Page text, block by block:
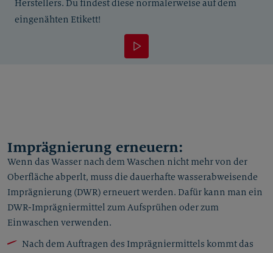
Herstellers. Du findest diese normalerweise auf dem
eingenähten Etikett!
Imprägnierung erneuern:
Wenn das Wasser nach dem Waschen nicht mehr von der
Oberfläche abperlt, muss die dauerhafte wasserabweisende
Imprägnierung (DWR) erneuert werden. Dafür kann man ein
DWR-Imprägniermittel zum Aufsprühen oder zum
Einwaschen verwenden.
Nach dem Auftragen des Imprägniermittels kommt das